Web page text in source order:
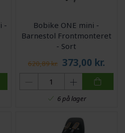
-
Bobike ONE mini -
Barnestol Frontmonteret
- Sort
620,89 kr. 373,00 kr.
6 på lager